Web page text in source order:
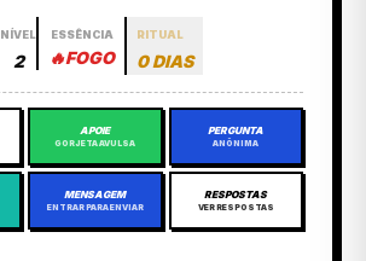
NÍVEL
2
ESSÊNCIA
🔥FOGO
RITUAL
0 DIAS
APOIE
GORJETA AVULSA
PERGUNTA
ANÔNIMA
MENSAGEM
ENTRAR PARA ENVIAR
RESPOSTAS
VER RESPOSTAS